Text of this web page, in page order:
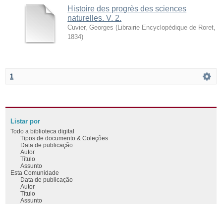
Histoire des progrès des sciences
naturelles. V. 2.
Cuvier, Georges ( Librairie Encyclopédique de Roret
1834)
1
Listar por
Todo a biblioteca digital
Tipos de documento & Coleções
Data de publicação
Autor
Título
Assunto
Esta Comunidade
Data de publicação
Autor
Título
Assunto